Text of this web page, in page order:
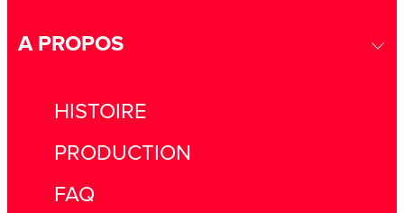
A PROPOS
HISTOIRE
PRODUCTION
FAQ